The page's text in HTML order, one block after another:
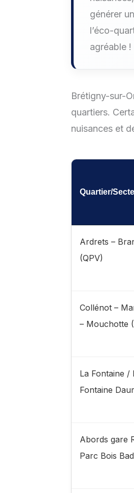
générer
l’éco-
agréable !
Brétigny-sur-
quartiers.
nuisances et
Quartier/
Ardrets –
(QPV)
Collénot –
– Mouchotte
La Fontaine /
Fontaine
Abords gare
Parc Bois